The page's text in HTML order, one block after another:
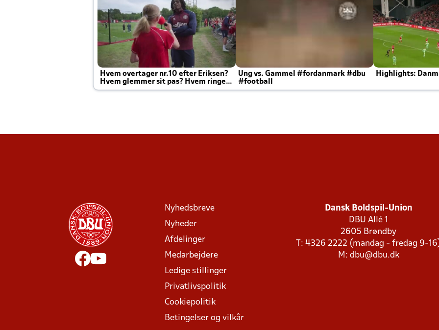
Hvem overtager nr.10 efter Eriksen?
Hvem glemmer sit pas? Hvem ringer
Joachim altid til efter kampe?
Ung vs. Gammel #fordanmark #dbu
#football
Highlights:
Nyhedsbreve
Nyheder
Afdelinger
Medarbejdere
Ledige stillinger
Privatlivspolitik
Cookiepolitik
Betingelser og vilkår
Dansk Boldspil-Union
DBU Allé 1
2605 Brøndby
T: 4326 2222 (mandag - fredag 9-
M: dbu@dbu.dk